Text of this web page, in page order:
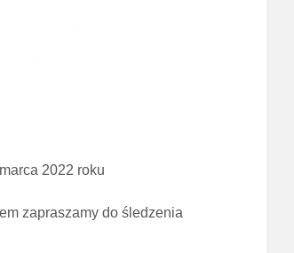
2022 roku
zapraszamy do śledzenia